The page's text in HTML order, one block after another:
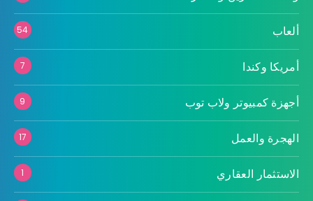
ألعاب 54
أمريكا وكندا 7
أجهزة كمبيوتر ولاب توب 9
الهجرة والعمل 17
الاستثمار العقاري 1